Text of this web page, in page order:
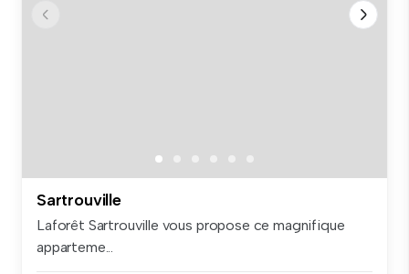
Sartrouville
Laforêt Sartrouville vous propose ce magnifique
apparteme...